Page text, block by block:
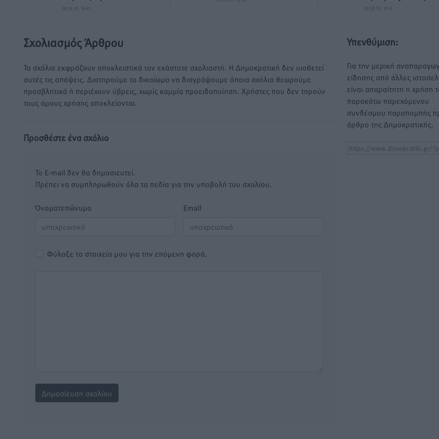
08.08.26 · 18:41 08.08.26 · 18:14
Σχολιασμός Άρθρου
Τα σχόλια εκφράζουν αποκλειστικά τον εκάστοτε σχολιαστή. Η Δημοκρατική δεν υιοθετεί
αυτές τις απόψεις. Διατηρούμε το δικαίωμα να διαγράψουμε όποια σχόλια θεωρούμε
προσβλητικά ή περιέχουν ύβρεις, χωρίς καμμία προειδοποίηση. Χρήστες που δεν τηρούν
τους όρους χρήσης αποκλείονται.
Προσθέστε ένα σχόλιο
Το E-mail δεν θα δημοσιευτεί.
Πρέπει να συμπληρωθούν όλα τα πεδία για την υποβολή του σχολίου.
Όνοματεπώνυμο Email
Φύλαξε τα στοιχεία μου για την επόμενη φορά.
Υπενθύμιση:
Για την μερική
είδησης από άλλες
είναι απαραίτητη η χρήση
παρακάτω παρεχόμενου
συνδέσμου παραπομπής
άρθρο της Δημοκρατικής.